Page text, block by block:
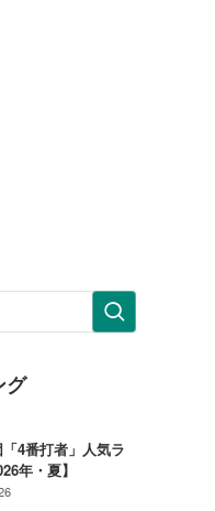
グ
4番打者」人気ラ
年・夏】